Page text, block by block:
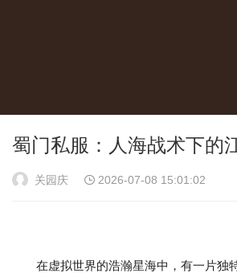
蜀门私服：人海战术下的
关园庆 2026-07-08 15:01:02
在虚拟世界的浩瀚星海中，有一片独